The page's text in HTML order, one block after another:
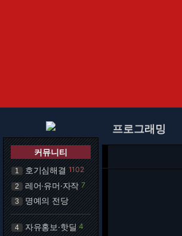
커뮤니티
1 호기심해결 1102
2 레어·유머·자작 7
3 명예의 전당
4 자유홍보·핫딜 4
프로그래밍